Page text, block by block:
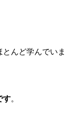
んど学んでいま
す。